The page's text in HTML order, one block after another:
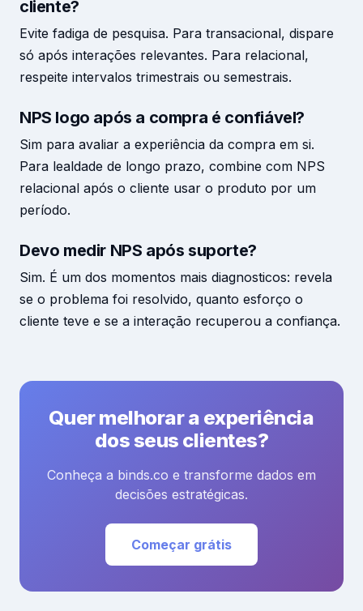
cliente?
Evite fadiga de pesquisa. Para transacional, dispare
só após interações relevantes. Para relacional,
respeite intervalos trimestrais ou semestrais.
NPS logo após a compra é confiável?
Sim para avaliar a experiência da compra em si.
Para lealdade de longo prazo, combine com NPS
relacional após o cliente usar o produto por um
período.
Devo medir NPS após suporte?
Sim. É um dos momentos mais diagnosticos: revela
se o problema foi resolvido, quanto esforço o
cliente teve e se a interação recuperou a confiança.
Quer melhorar a experiência
dos seus clientes?
Conheça a binds.co e transforme dados em
decisões estratégicas.
Começar grátis